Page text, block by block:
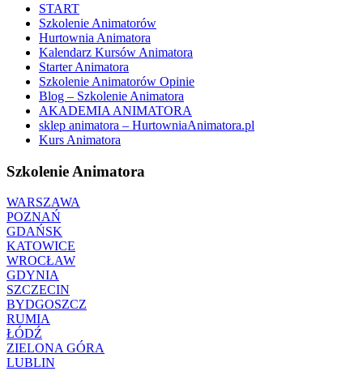
START
Szkolenie Animatorów
Hurtownia Animatora
Kalendarz Kursów Animatora
Starter Animatora
Szkolenie Animatorów Opinie
Blog – Szkolenie Animatora
AKADEMIA ANIMATORA
sklep animatora – HurtowniaAnimatora.pl
Kurs Animatora
Szkolenie Animatora
WARSZAWA
POZNAŃ
GDAŃSK
KATOWICE
WROCŁAW
GDYNIA
SZCZECIN
BYDGOSZCZ
RUMIA
ŁÓDŹ
ZIELONA GÓRA
LUBLIN